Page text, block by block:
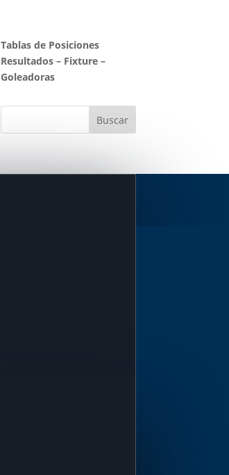
Tablas de Posiciones
Resultados – Fixture –
Goleadoras